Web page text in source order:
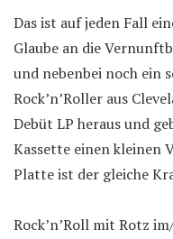
Das ist auf jeden Fall
Glaube an die
und nebenbei noch ein
Rock’n’Roller aus
Debüt LP heraus und
Kassette einen kleinen
Platte ist der gleiche
Rock’n’Roll mit Rotz